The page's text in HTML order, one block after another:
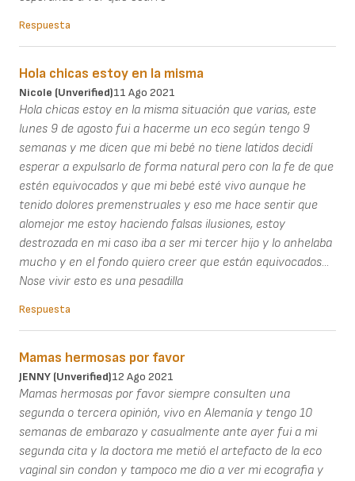
Respuesta
Hola chicas estoy en la misma
Nicole (unverified)11 Ago 2021
Hola chicas estoy en la misma situación que varias, este
lunes 9 de agosto fui a hacerme un eco según tengo 9
semanas y me dicen que mi bebé no tiene latidos decidí
esperar a expulsarlo de forma natural pero con la fe de que
estén equivocados y que mi bebé esté vivo aunque he
tenido dolores premenstruales y eso me hace sentir que
alomejor me estoy haciendo falsas ilusiones, estoy
destrozada en mi caso iba a ser mi tercer hijo y lo anhelaba
mucho y en el fondo quiero creer que están equivocados...
Nose vivir esto es una pesadilla
Respuesta
Mamas hermosas por favor
JENNY (unverified)12 Ago 2021
Mamas hermosas por favor siempre consulten una
segunda o tercera opinión, vivo en Alemanía y tengo 10
semanas de embarazo y casualmente ante ayer fui a mi
segunda cita y la doctora me metió el artefacto de la eco
vaginal sin condon y tampoco me dio a ver mi ecografia y